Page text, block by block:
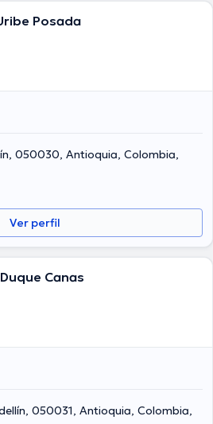
Posada
050030, Antioquia, Colombia,
Ver perfil
Canas
050031, Antioquia, Colombia,